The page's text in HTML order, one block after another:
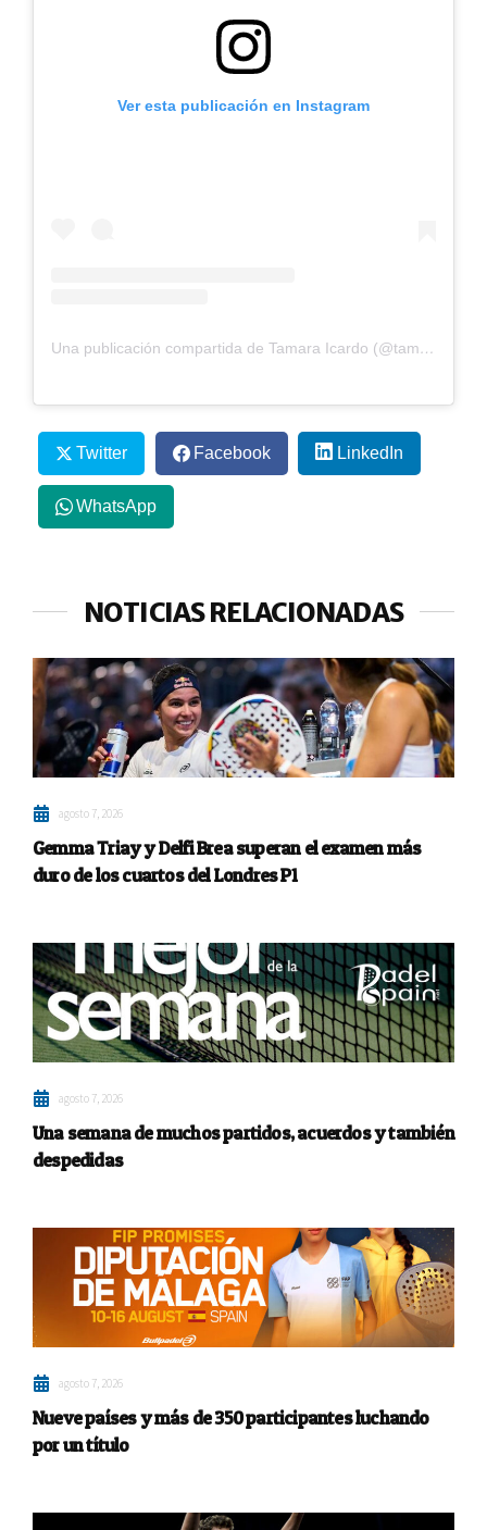
Ver esta publicación en Instagram
Una publicación compartida de Tamara Icardo (@tamara.icardo)
Twitter Facebook LinkedIn
WhatsApp
NOTICIAS RELACIONADAS
agosto 7, 2026
Gemma Triay y Delfi Brea superan el examen más
duro de los cuartos del Londres P1
agosto 7, 2026
Una semana de muchos partidos, acuerdos y también
despedidas
agosto 7, 2026
Nueve países y más de 350 participantes luchando
por un título